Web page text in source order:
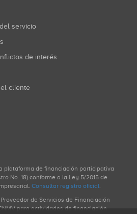
servicio
de interés
el cliente
plataforma de financiación participativa
No. 18) conforme a la Ley 5/2015 de
Consultar registro oficial.
de Servicios de Financiación
para actividades de financiación